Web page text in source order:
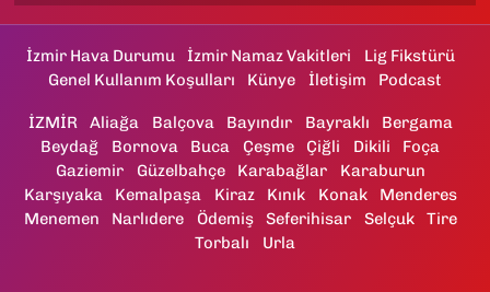
İzmir Hava Durumu İzmir Namaz Vakitleri
Lig Fikstürü
Genel Kullanım Koşulları
Künye İletişim Podcast
İZMİR Aliağa Balçova Bayındır Bayraklı
Bergama
Beydağ
Bornova Buca Çeşme Çiğli Dikili
Foça
Gaziemir
Güzelbahçe Karabağlar
Karaburun
Karşıyaka
Kemalpaşa Kiraz Kınık Konak
Menderes
Menemen
Narlıdere Ödemiş Seferihisar Selçuk
Tire
Torbalı
Urla